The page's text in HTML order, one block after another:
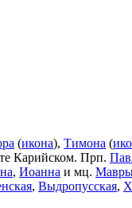
(икона), Тимона (
Карийском. Прп.
, Иоанна и мц.
, Выдропусская,